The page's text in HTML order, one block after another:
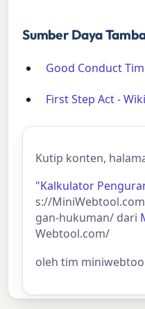
Sumber Daya
Good Conduct
First Step Act -
Kutip konten,
"Kalkulator
s://
gan-hukuman/ dari
Webtool.com/
oleh tim